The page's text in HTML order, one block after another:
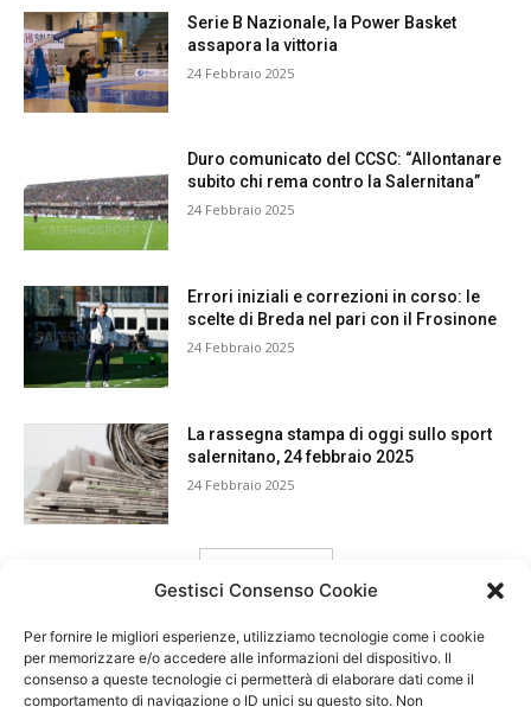
Gestisci Consenso Cookie
Per fornire le migliori esperienze, utilizziamo tecnologie come i cookie
per memorizzare e/o accedere alle informazioni del dispositivo. Il
consenso a queste tecnologie ci permetterà di elaborare dati come il
comportamento di navigazione o ID unici su questo sito. Non
Serie B Nazionale, la Power Basket
assapora la vittoria
24 Febbraio 2025
Duro comunicato del CCSC: “Allontanare
subito chi rema contro la Salernitana”
24 Febbraio 2025
Errori iniziali e correzioni in corso: le
scelte di Breda nel pari con il Frosinone
24 Febbraio 2025
La rassegna stampa di oggi sullo sport
salernitano, 24 febbraio 2025
24 Febbraio 2025